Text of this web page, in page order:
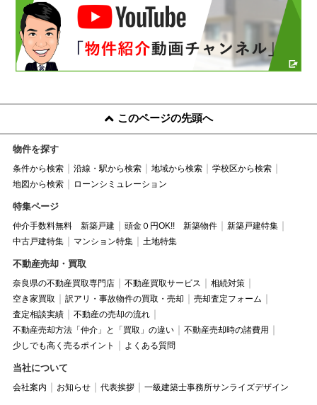
このページの先頭へ
物件を探す
条件から検索 沿線・駅から検索 地域から検索
学校区から検索
地図から検索
ローンシミュレーション
特集ページ
仲介手数料無料 新築戸建 頭金０円OK!! 新築物件
新築戸建特集
中古戸建特集
マンション特集 土地特集
不動産売却・買取
奈良県の不動産買取専門店 不動産買取サービス
相続対策
空き家買取
訳アリ・事故物件の買取・売却
売却査定フォーム
査定相談実績
不動産の売却の流れ
不動産売却方法「仲介」と「買取」の違い
不動産売却時の諸費用
少しでも高く売るポイント
よくある質問
当社について
会社案内 お知らせ 代表挨拶 一級建築士事務所サンライズデザイン